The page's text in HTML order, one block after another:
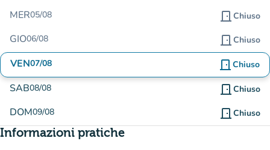
MER05/08 door_front Chiuso
GIO06/08 door_front Chiuso
VEN07/08 door_front Chiuso
SAB08/08 door_front Chiuso
DOM09/08 door_front Chiuso
Informazioni pratiche